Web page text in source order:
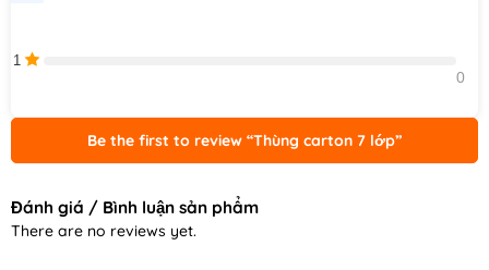
1
Be the first to review “Thùng carton 7 lớp”
Đánh giá / Bình luận sản phẩm
There are no reviews yet.